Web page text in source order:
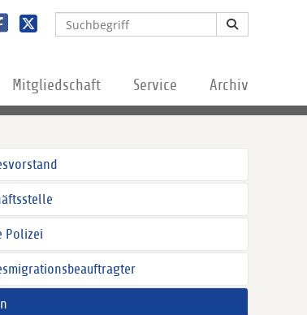
Mitgliedschaft Service Archiv
Polizei